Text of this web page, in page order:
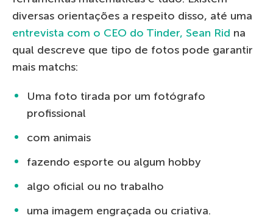
diversas orientações a respeito disso, até uma
entrevista com o CEO do Tinder, Sean Rid na
qual descreve que tipo de fotos pode garantir
mais matchs:
Uma foto tirada por um fotógrafo
profissional
com animais
fazendo esporte ou algum hobby
algo oficial ou no trabalho
uma imagem engraçada ou criativa.